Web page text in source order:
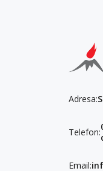
Adresa:
Telefon:
Email: